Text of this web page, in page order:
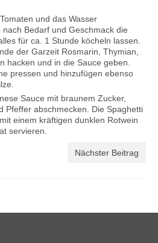
und das Wasser
Bedarf und Geschmack die
für ca. 1 Stunde köcheln lassen.
der Garzeit Rosmarin, Thymian,
hacken und in die Sauce geben.
pressen und hinzufügen ebenso
Sauce mit braunem Zucker,
Pfeffer abschmecken. Die Spaghetti
einem kräftigen dunklen Rotwein
servieren.
Nächster Beitrag